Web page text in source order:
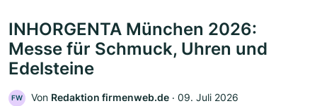
INHORGENTA München 2026:
Messe für Schmuck, Uhren und
Edelsteine
FW Von Redaktion firmenweb.de ‧ 09. Juli 2026